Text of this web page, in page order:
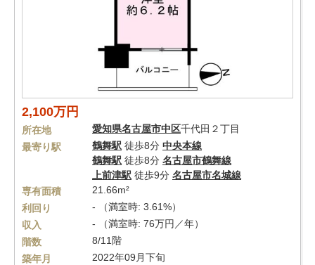
2,100万円
所在地 愛知県名古屋市中区千代田２丁目
最寄り駅
鶴舞駅 徒歩8分 中央本線
鶴舞駅 徒歩8分 名古屋市鶴舞線
上前津駅 徒歩9分 名古屋市名城線
専有面積
21.66m²
利回り
- （満室時: 3.61%）
収入
- （満室時: 76万円／年）
階数
8/11階
築年月
2022年09月下旬